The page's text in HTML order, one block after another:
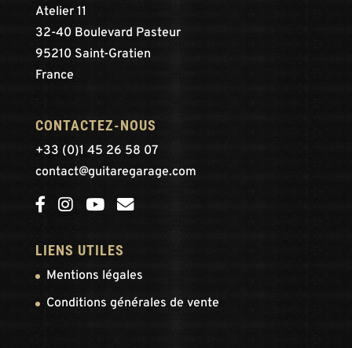
Atelier 11
32-40 Boulevard Pasteur
95210 Saint-Gratien
France
CONTACTEZ-NOUS
+33 (0)1 45 26 58 07
contact@guitaregarage.com
LIENS UTILES
Mentions légales
Conditions générales de vente